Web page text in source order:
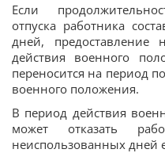
Если
отпуска работника
дней, предоставление
действия военного
переносится на период
военного положения.
В период действия
может отказать
неиспользованных дней